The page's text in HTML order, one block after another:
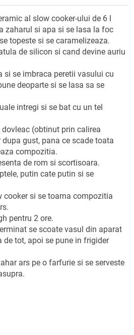
al slow cooker-ului de 6 l
zaharul si apa si se lasa la foc
topeste si se caramelizeaza.
de silicon si cand devine auriu
si se imbraca peretii vasului cu
deoparte si se lasa sa se
intregi si se bat cu un tel
(obtinut prin calirea
gust, pana ce scade toata
compozitia.
de rom si scortisoara.
putin cate putin si se
cooker si se toarna compozitia
pentru 2 ore.
se scoate vasul din aparat
de tot, apoi se pune in frigider
ars pe o farfurie si se serveste